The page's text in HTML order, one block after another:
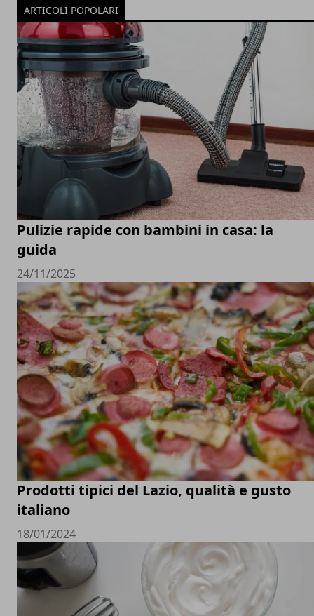
ARTICOLI POPOLARI
Pulizie rapide con bambini in casa: la
guida
24/11/2025
Prodotti tipici del Lazio, qualità e gusto
italiano
18/01/2024